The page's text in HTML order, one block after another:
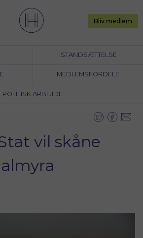
ISTANDSÆTTELSE
MEDLEMSFORDELE
POLITISK ARBEJDE
Bliv medlem
vil skåne